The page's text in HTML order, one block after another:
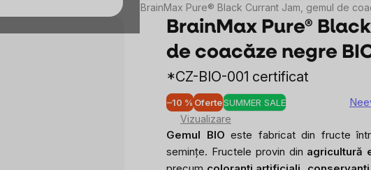
BrainMax Pure® Black Currant Jam, gemul de
BrainMax Pure®
de coacăze negre
*CZ-BIO-001 certificat
–10 % OferteSUMMER SALE
Evaluarea
a
produsului
Vizualizare
Gemul BIO este fabricat din fructe
semințe. Fructele provin din agricultură